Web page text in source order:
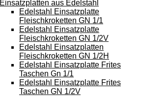
Einsatzplatten aus Edelstahl
Edelstahl Einsatzplatte
Fleischkroketten GN 1/1
Edelstahl Einsatzplatte
Fleischkroketten GN 1/2V
Edelstahl Einsatzplatten
Fleischkroketten GN 1/2H
Edelstahl Einsatzplatte Frites
Taschen Gn 1/1
Edelstahl Einsatzplatte Frites
Taschen GN 1/2V